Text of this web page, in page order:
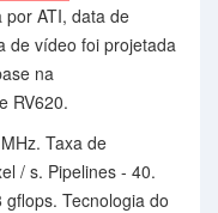
por ATI, data de
de vídeo foi projetada
na
RV620.
Taxa de
/ s. Pipelines - 40.
Tecnologia do